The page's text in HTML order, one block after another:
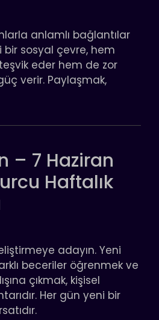
anlamlı bağlantılar
bir sosyal çevre, hem
eder hem de zor
verir. Paylaşmak,
– 7 Haziran
Haftalık
adayın. Yeni
beceriler öğrenmek ve
çıkmak, kişisel
Her gün yeni bir